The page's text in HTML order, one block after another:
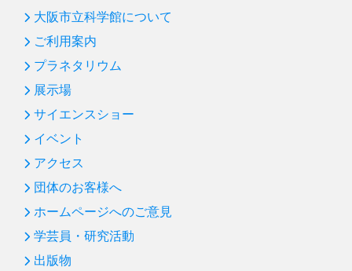
大阪市立科学館について
ご利用案内
プラネタリウム
展示場
サイエンスショー
イベント
アクセス
団体のお客様へ
ホームページへのご意見
学芸員・研究活動
出版物